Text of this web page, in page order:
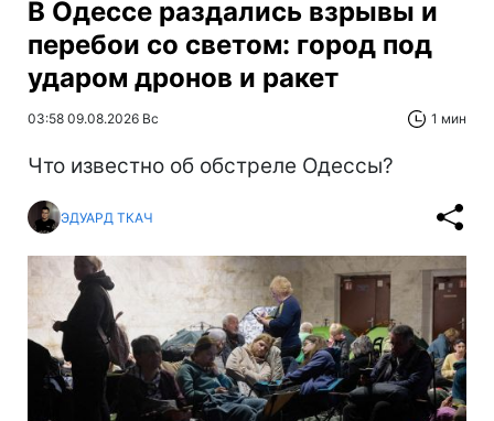
В Одессе раздались взрывы и
перебои со светом: город под
ударом дронов и ракет
03:58 09.08.2026 Вс 1 мин
Что известно об обстреле Одессы?
ЭДУАРД ТКАЧ